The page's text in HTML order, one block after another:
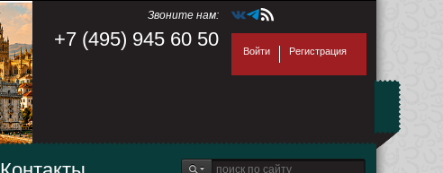
Звоните нам:
+7 (495) 945 60 50
Войти Регистрация